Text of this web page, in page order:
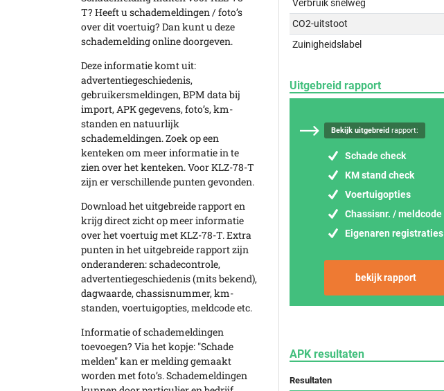
T? Heeft u schademeldingen / foto’s
over dit voertuig? Dan kunt u deze
schademelding online doorgeven.
Deze informatie komt uit:
advertentiegeschiedenis,
gebruikersmeldingen, BPM data bij
import, APK gegevens, foto’s, km-
standen en natuurlijk
schademeldingen. Zoek op een
kenteken om meer informatie in te
zien over het kenteken. Voor KLZ-78-T
zijn er verschillende punten gevonden.
Download het uitgebreide rapport en
krijg direct zicht op meer informatie
over het voertuig met KLZ-78-T. Extra
punten in het uitgebreide rapport zijn
onderanderen: schadecontrole,
advertentiegeschiedenis (mits bekend),
dagwaarde, chassisnummer, km-
standen, voertuigopties, meldcode etc.
Informatie of schademeldingen
toevoegen? Via het kopje: "Schade
melden" kan er melding gemaakt
worden met foto’s. Schademeldingen
Verbruik snelweg
CO2-uitstoot
Zuinigheidslabel
Uitgebreid rapport
Bekijk uitgebreid rapport:
Schade check
KM stand check
Voertuigopties
Chassisnr. / meldcode
Eigenaren registraties
bekijk rapport
APK resultaten
Resultaten